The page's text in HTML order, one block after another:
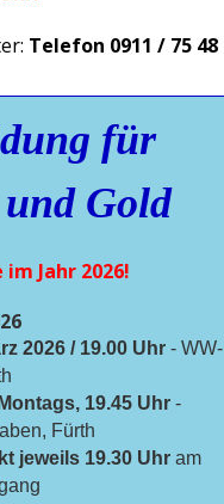
Telefon 0911 / 75 48
für
Gold
Jahr 2026!
2026 / 19.00 Uhr- WW-
Montags, 19.45 Uhr -
Fürth
jeweils 19.30 Uhr am